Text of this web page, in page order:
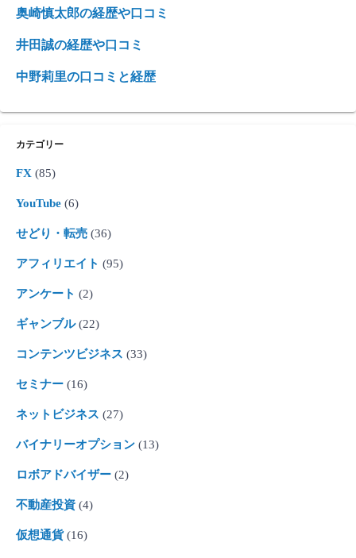
奥崎慎太郎の経歴や口コミ
井田誠の経歴や口コミ
中野莉里の口コミと経歴
カテゴリー
FX (85)
YouTube (6)
せどり・転売 (36)
アフィリエイト (95)
アンケート (2)
ギャンブル(22)
コンテンツビジネス (33)
セミナー (16)
ネットビジネス (27)
バイナリーオプション (13)
ロボアドバイザー (2)
不動産投資 (4)
仮想通貨(16)